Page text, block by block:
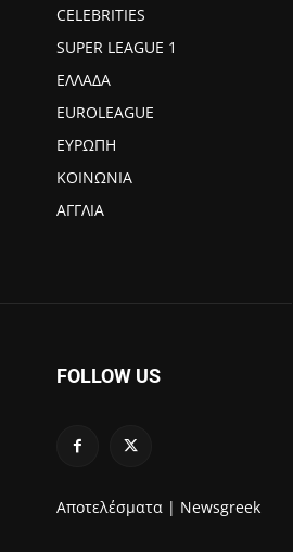
CELEBRITIES
SUPER LEAGUE 1
ΕΛΛΑΔΑ
EUROLEAGUE
ΕΥΡΩΠΗ
ΚΟΙΝΩΝΙΑ
ΑΓΓΛΙΑ
FOLLOW US
Αποτελέσματα | Newsgreek